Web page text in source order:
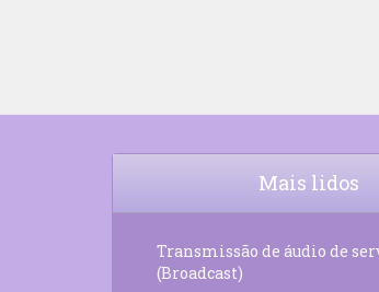
Mais lidos
Transmissão de áudio de
(Broadcast)